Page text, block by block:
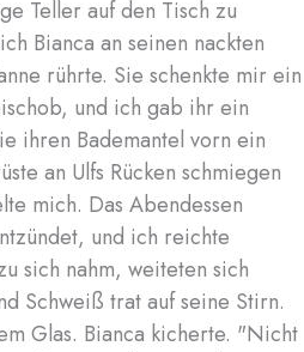
Teller auf den Tisch zu
Bianca an seinen nackten
rührte. Sie schenkte mir ein
und ich gab ihr ein
ihren Bademantel vorn ein
an Ulfs Rücken schmiegen
mich. Das Abendessen
und ich reichte
sich nahm, weiteten sich
Schweiß trat auf seine Stirn.
Glas. Bianca kicherte. "Nicht